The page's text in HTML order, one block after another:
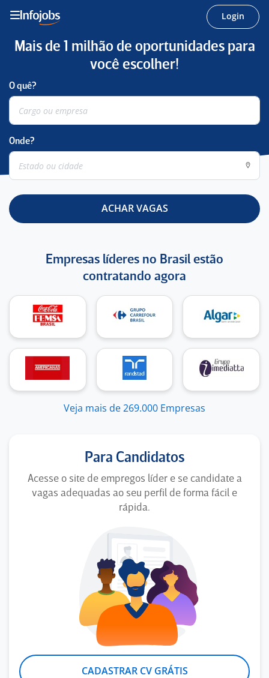
Login
Mais de 1 milhão de oportunidades para
você escolher!
O quê?
Onde?
ACHAR VAGAS
Empresas líderes no Brasil estão
contratando agora
Veja mais de 269.000 Empresas
Para Candidatos
Acesse o site de empregos líder e se candidate a
vagas adequadas ao seu perfil de forma fácil e
rápida.
CADASTRAR CV GRÁTIS